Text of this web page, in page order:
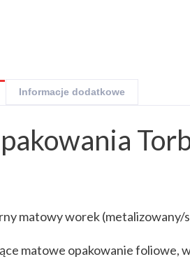
Informacje dodatkowe
matowy worek (metalizowany/
matowe opakowanie foliowe,